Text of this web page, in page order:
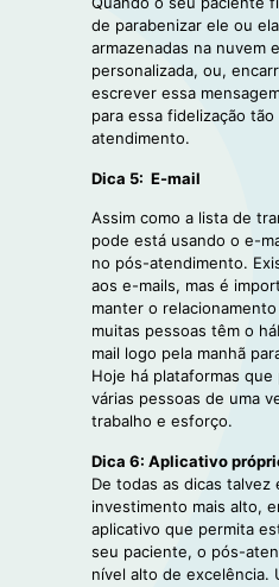
de parabenizar ele ou
armazenadas na nuvem
personalizada, ou,
escrever essa
para essa fidelização
atendimento.
Dica 5: E-mail
Assim como a lista de
pode está usando o e-
no pós-atendimento.
aos e-mails, mas é
manter o
muitas pessoas têm o
mail logo pela manhã
Hoje há plataformas
várias pessoas de uma
trabalho e esforço.
Dica 6: Aplicativo
De todas as dicas talvez
investimento mais alto,
aplicativo que permita
seu paciente, o pós-
nível alto de excelência.